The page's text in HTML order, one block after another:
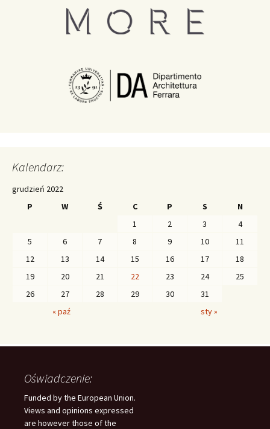
Kalendarz:
grudzień 2022
P
W Ś C P S
N
1
2 3
4
5
6 7 8 9 10
11
12
13 14 15 16 17
18
19
20 21 22 23 24
25
26
27 28 29 30
31
« paź
sty »
Oświadczenie:
Funded by the European Union.
Views and opinions expressed
are however those of the